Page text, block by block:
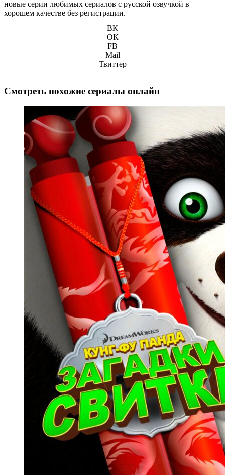
новые серии любимых сериалов с русской озвучкой в
хорошем качестве без регистрации.
ВК
ОК
FB
Mail
Твиттер
Смотреть похожие сериалы онлайн